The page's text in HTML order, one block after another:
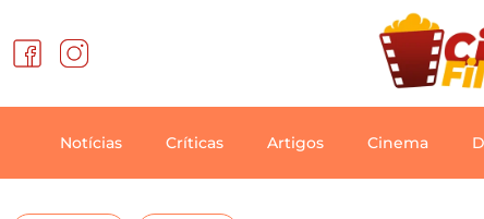
Notícias Críticas Artigos Cinema